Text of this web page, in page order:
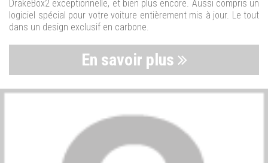
DrakeBox2 exceptionnelle, et bien plus encore. Aussi compris un
logiciel spécial pour votre voiture entièrement mis à jour. Le tout
dans un design exclusif en carbone.
En savoir plus